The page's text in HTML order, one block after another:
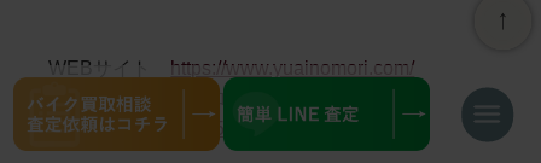
WEBサイト https://www.yuainomori.com/
Googleビジネスプロフィール
https://goo.gl/maps/5vtttK8MAQ4vx1bi9